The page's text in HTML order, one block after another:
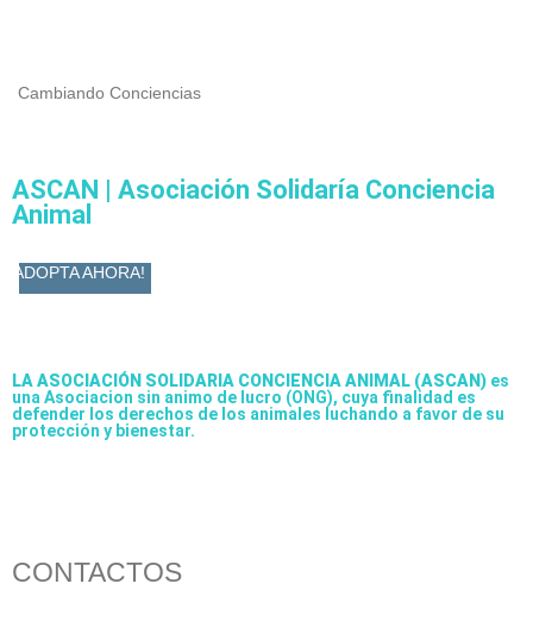
Cambiando Conciencias
ASCAN | Asociación Solidaría Conciencia
Animal
ADOPTA AHORA!
LA ASOCIACIÓN SOLIDARIA CONCIENCIA ANIMAL (ASCAN) es
una Asociacion sin animo de lucro (ONG), cuya finalidad es
defender los derechos de los animales luchando a favor de su
protección y bienestar.
CONTACTOS